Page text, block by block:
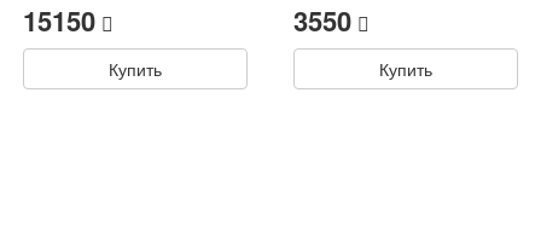
15150
Купить
3550
Купить